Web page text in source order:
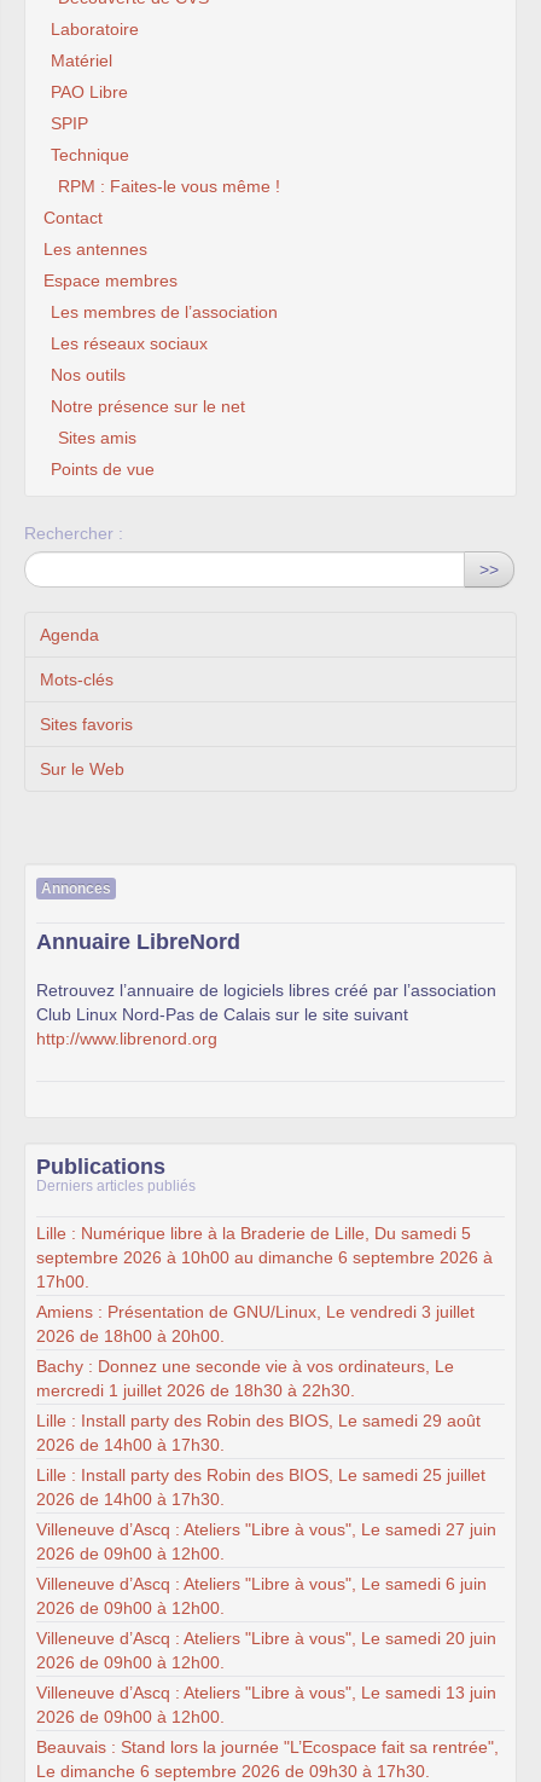
Laboratoire
Matériel
PAO Libre
SPIP
Technique
RPM : Faites-le vous même !
Contact
Les antennes
Espace membres
Les membres de l’association
Les réseaux sociaux
Nos outils
Notre présence sur le net
Sites amis
Points de vue
Rechercher :
>>
Agenda
Mots-clés
Sites favoris
Sur le Web
Annonces
Annuaire LibreNord
Retrouvez l’annuaire de logiciels libres créé par l’association
Club Linux Nord-Pas de Calais sur le site suivant
http://www.librenord.org
Publications
Derniers articles publiés
Lille : Numérique libre à la Braderie de Lille, Du samedi 5
septembre 2026 à 10h00 au dimanche 6 septembre 2026 à
17h00.
Amiens : Présentation de GNU/Linux, Le vendredi 3 juillet
2026 de 18h00 à 20h00.
Bachy : Donnez une seconde vie à vos ordinateurs, Le
mercredi 1 juillet 2026 de 18h30 à 22h30.
Lille : Install party des Robin des BIOS, Le samedi 29 août
2026 de 14h00 à 17h30.
Lille : Install party des Robin des BIOS, Le samedi 25 juillet
2026 de 14h00 à 17h30.
Villeneuve d’Ascq : Ateliers "Libre à vous", Le samedi 27 juin
2026 de 09h00 à 12h00.
Villeneuve d’Ascq : Ateliers "Libre à vous", Le samedi 6 juin
2026 de 09h00 à 12h00.
Villeneuve d’Ascq : Ateliers "Libre à vous", Le samedi 20 juin
2026 de 09h00 à 12h00.
Villeneuve d’Ascq : Ateliers "Libre à vous", Le samedi 13 juin
2026 de 09h00 à 12h00.
Beauvais : Stand lors la journée "L’Ecospace fait sa rentrée",
Le dimanche 6 septembre 2026 de 09h30 à 17h30.